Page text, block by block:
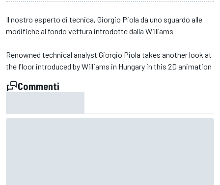
Il nostro esperto di tecnica, Giorgio Piola da uno sguardo alle
modifiche al fondo vettura introdotte dalla Williams
Renowned technical analyst Giorgio Piola takes another look at
the floor introduced by Williams in Hungary in this 2D animation
Commenti